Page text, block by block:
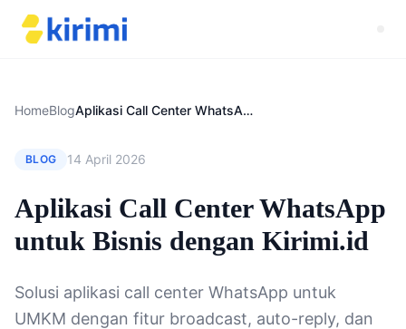
HomeBlog Aplikasi Call Center WhatsApp untuk Bisnis dengan Kirimi.id
BLOG 14 April 2026
Aplikasi Call Center WhatsApp
untuk Bisnis dengan Kirimi.id
Solusi aplikasi call center WhatsApp untuk
UMKM dengan fitur broadcast, auto-reply, dan